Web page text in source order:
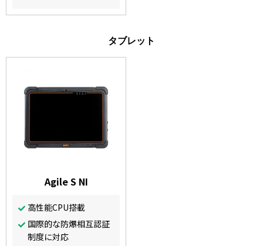
タブレット
Agile S NI
高性能CPU搭載
国際的な防爆相互認証
制度に対応